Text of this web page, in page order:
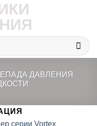
ДАВЛЕНИЯ